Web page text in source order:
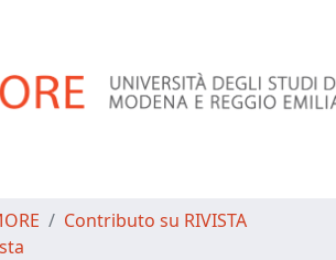
Contributo su RIVISTA